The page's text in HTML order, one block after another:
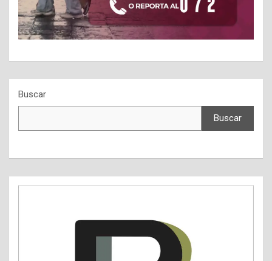
Buscar
Buscar